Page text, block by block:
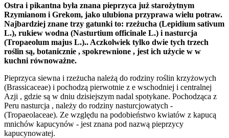
Ostra i pikantna była znana pieprzyca już starożytnym
Rzymianom i Grekom, jako ulubiona przyprawa wielu potraw.
Najbardziej znane trzy gatunki to: rzeżucha (Lepidium sativum
L.), rukiew wodna (Nasturtium officinale L.) i nasturcja
(Tropaeolum majus L.).. Aczkolwiek tylko dwie tych trzech
roślin są, botanicznie , spokrewnione , jest ich użycie w w
kuchni równoważne.
Pieprzyca siewna i rzeżucha należą do rodziny roślin krzyżowych
(Brassicaceae) i pochodzą pierwotnie z e wschodniej i centralnej
Azji , gdzie są w dniu dzisiejszym nadal spotykane. Pochodząca z
Peru nasturcja , należy do rodziny nasturcjowatych -
(Tropaeolaceae). Ze względu na podobieństwo kwiatów z kapucą
mnichów kapucynów - jest znana pod nazwą pieprzycy
kapucynowatej.